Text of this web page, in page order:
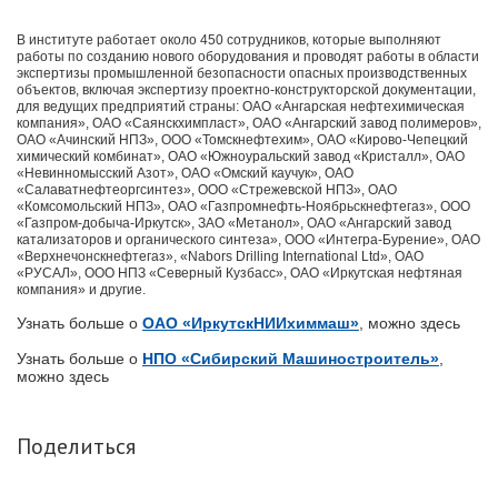
В институте работает около 450 сотрудников, которые выполняют
работы по созданию нового оборудования и проводят работы в области
экспертизы промышленной безопасности опасных производственных
объектов, включая экспертизу проектно-конструкторской документации,
для ведущих предприятий страны: ОАО «Ангарская нефтехимическая
компания», ОАО «Саянскхимпласт», ОАО «Ангарский завод полимеров»,
ОАО «Ачинский НПЗ», ООО «Томскнефтехим», ОАО «Кирово-Чепецкий
химический комбинат», ОАО «Южноуральский завод «Кристалл», ОАО
«Невинномысский Азот», ОАО «Омский каучук», ОАО
«Салаватнефтеоргсинтез», ООО «Стрежевской НПЗ», ОАО
«Комсомольский НПЗ», ОАО «Газпромнефть-Ноябрьскнефтегаз», ООО
«Газпром-добыча-Иркутск», ЗАО «Метанол», ОАО «Ангарский завод
катализаторов и органического синтеза», ООО «Интегра-Бурение», ОАО
«Верхнечонскнефтегаз», «Nabors Drilling International Ltd», ОАО
«РУСАЛ», ООО НПЗ «Северный Кузбасс», ОАО «Иркутская нефтяная
компания» и другие.
Узнать больше о ОАО «ИркутскНИИхиммаш», можно здесь
Узнать больше о НПО «Сибирский Машиностроитель»,
можно здесь
Поделиться